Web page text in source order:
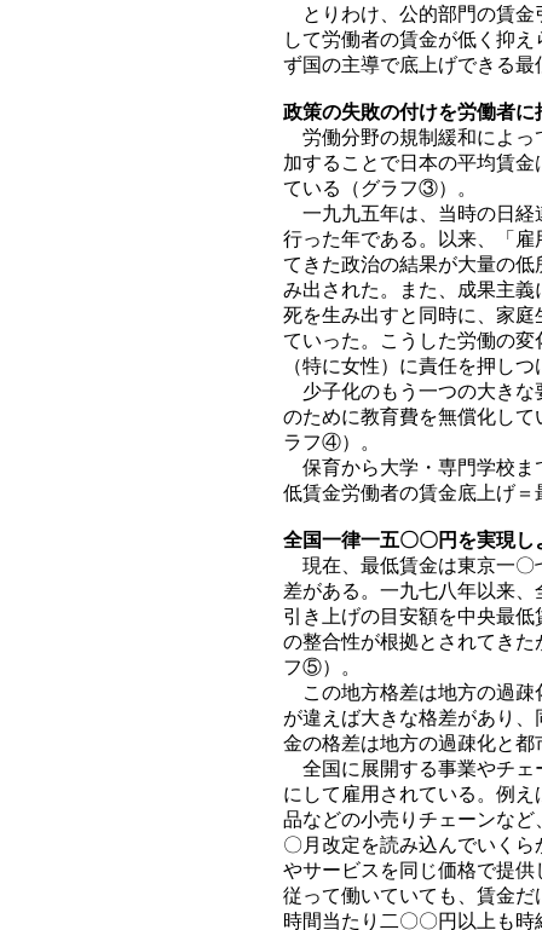
とりわけ、公的部門の賃金
して労働者の賃金が低く抑
ず国の主導で底上げできる
政策の失敗の付けを労働者に
労働分野の規制緩和によっ
加することで日本の平均賃
ている（グラフ③）。
一九九五年は、当時の日経
行った年である。以来、「
てきた政治の結果が大量の
み出された。また、成果主
死を生み出すと同時に、家
ていった。こうした労働の
（特に女性）に責任を押し
少子化のもう一つの大きな
のために教育費を無償化し
ラフ④）。
保育から大学・専門学校ま
低賃金労働者の賃金底上げ
全国一律一五〇〇円を実現し
現在、最低賃金は東京一〇
差がある。一九七八年以来
引き上げの目安額を中央最
の整合性が根拠とされてき
フ⑤）。
この地方格差は地方の過疎
が違えば大きな格差があり
金の格差は地方の過疎化と
全国に展開する事業やチェ
にして雇用されている。例
品などの小売りチェーンな
〇月改定を読み込んでいく
やサービスを同じ価格で提
従って働いていても、賃金
時間当たり二〇〇円以上も